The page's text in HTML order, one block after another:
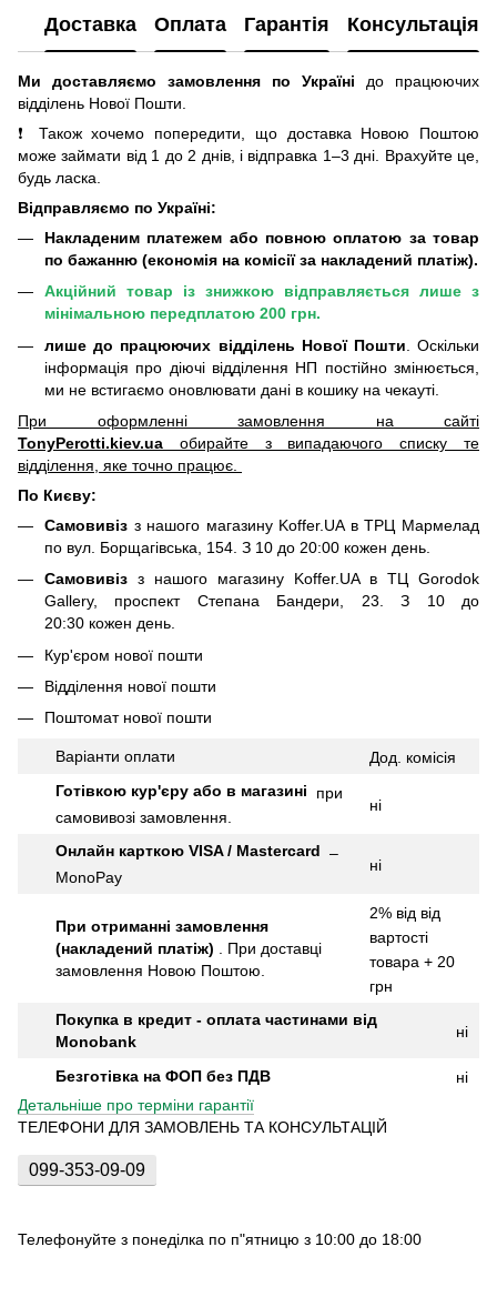
Доставка Оплата Гарантія Консультація
Ми доставляємо замовлення по Україні
до працюючих
відділень Нової Пошти
❗ Також хочемо попередити, що доставка Новою Поштою
може займати від 1 до 2 днів, і відправка 1–3 дні. Врахуйте це,
будь ласка.
Відправляємо по Україні:
Накладеним платежем або повною оплатою за товар
по бажанню (економія на комісії за накладений платіж).
Акційний товар із знижкою відправляється лише з
мінімальною передплатою 200 грн.
лише до працюючих відділень Нової Пошти . Оскільки
інформація про діючі відділення НП постійно змінюється,
ми не встигаємо оновлювати дані в кошику на чекауті.
При оформленні замовлення на сайті
TonyPerotti.kiev.ua обирайте з випадаючого списку те
відділення, яке точно працює.
По Києву:
Самовивіз з нашого магазину Koffer.UA в ТРЦ Мармелад
по вул. Борщагівська, 154. З 10 до 20:00 кожен день.
Самовивіз з нашого магазину Koffer.UA в ТЦ Gorodok
Gallery, проспект Степана Бандери, 23. З 10 до
20:30 кожен день.
Кур'єром нової пошти
Відділення нової пошти
Поштомат нової пошти
Варіанти оплати Дод. комісія
Готівкою кур'єру або в магазині при
самовивозі замовлення.
ні
Онлайн карткою VISA / Mastercard –
MonoPay
ні
При отриманні замовлення
(накладений платіж)
При доставці
замовлення Новою Поштою.
2% від від
вартості
товара + 20
грн
Покупка в кредит - оплата частинами від
Monobank
ні
Безготівка на ФОП без ПДВ
ні
Детальніше про терміни гарантії
ТЕЛЕФОНИ ДЛЯ ЗАМОВЛЕНЬ ТА КОНСУЛЬТАЦІЙ
099-353-09-09
Телефонуйте з понеділка по п"ятницю з 10:00 до 18:00